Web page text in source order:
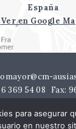
España
Ver en Google
369 54 08
Fax:
para asegurar
en nuestro